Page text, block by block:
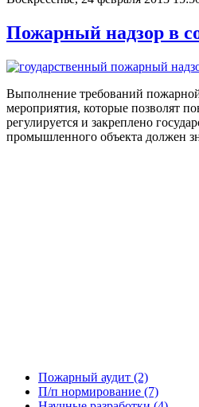
Пожарный надзор в
Выполнение требований
мероприятия, которые позволят
регулируется и закреплено
промышленного объекта должен
Пожарный аудит (2)
П/п нормирование (7)